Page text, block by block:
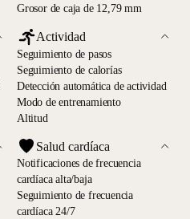
Grosor de caja de 12,79 mm
Actividad
Seguimiento de pasos
Seguimiento de calorías
Detección automática de actividad
Modo de entrenamiento
Altitud
Salud cardíaca
Notificaciones de frecuencia
cardíaca alta/baja
Seguimiento de frecuencia
cardíaca 24/7